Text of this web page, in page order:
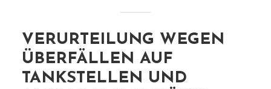
VERURTEILUNG WEGEN
ÜBERFÄLLEN AUF
TANKSTELLEN UND